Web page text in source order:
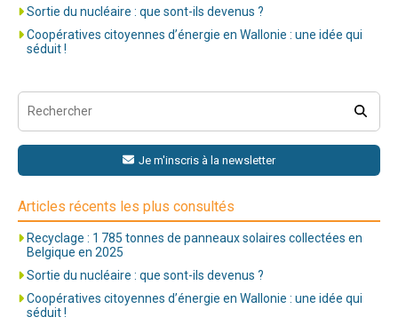
Sortie du nucléaire : que sont-ils devenus ?
Coopératives citoyennes d’énergie en Wallonie : une idée qui
séduit !
Je m'inscris à la newsletter
Articles récents les plus consultés
Recyclage : 1 785 tonnes de panneaux solaires collectées en
Belgique en 2025
Sortie du nucléaire : que sont-ils devenus ?
Coopératives citoyennes d’énergie en Wallonie : une idée qui
séduit !